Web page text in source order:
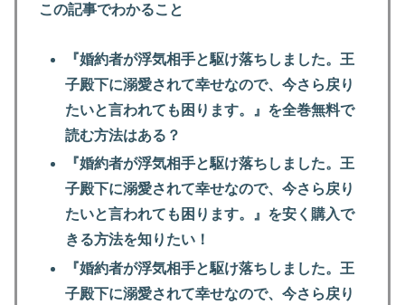
この記事でわかること
『婚約者が浮気相手と駆け落ちしました。王
子殿下に溺愛されて幸せなので、今さら戻り
たいと言われても困ります。』を全巻無料で
読む方法はある？
『婚約者が浮気相手と駆け落ちしました。王
子殿下に溺愛されて幸せなので、今さら戻り
たいと言われても困ります。』 を安く購入で
きる方法を知りたい！
『婚約者が浮気相手と駆け落ちしました。王
子殿下に溺愛されて幸せなので、今さら戻り